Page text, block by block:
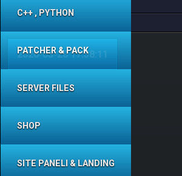
C++ , PYTHON
PATCHER & PACK
SERVER FILES
SHOP
SITE PANELI & LANDING
2026-03-20 17:58:11